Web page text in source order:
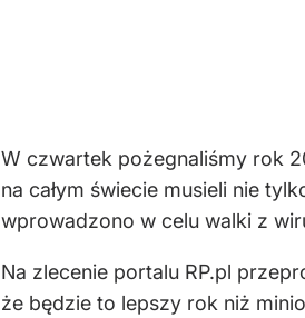
W czwartek pożegnaliśmy rok
na całym świecie musieli nie
wprowadzono w celu walki z
Na zlecenie portalu RP.pl
że będzie to lepszy rok niż